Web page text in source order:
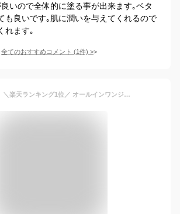
いので全体的に塗る事が出来ます｡ベタ
も良いです｡肌に潤いを与えてくれるので
れます｡
全てのおすすめコメント (1件) >
【17%OFF】＼楽天ランキング1位／ オールインワンジェル【公式】ハレナ オーガニック オールインワンゲル 化粧水 乳液 美容液 送料無料 オールインワン モイスチャー ジェル 化粧品 無添加 保湿 スキンケア 敏感肌 セラミド 乾燥肌